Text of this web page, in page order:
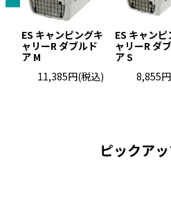
凹凸が少なくお手入れが簡単で
す。
ES キャンピングキ
ャリーR ダブルド
ア M
11,385円(税込)
ES キャンピ
ャリーR ダ
ア S
8,855円
ピックア